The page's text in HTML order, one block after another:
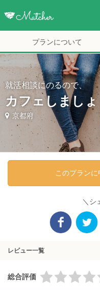
プランについて
就活相談にのるので、
カフェしまし
京都府
このプランに
＼シ
レビュー一覧
総合評価